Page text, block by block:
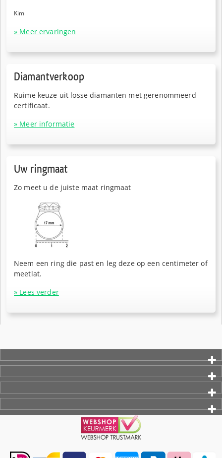
Kim
» Meer ervaringen
Diamantverkoop
Ruime keuze uit losse diamanten met gerenommeerd
certificaat.
» Meer informatie
Uw ringmaat
Zo meet u de juiste maat ringmaat
Neem een ring die past en leg deze op een centimeter of
meetlat.
» Lees verder